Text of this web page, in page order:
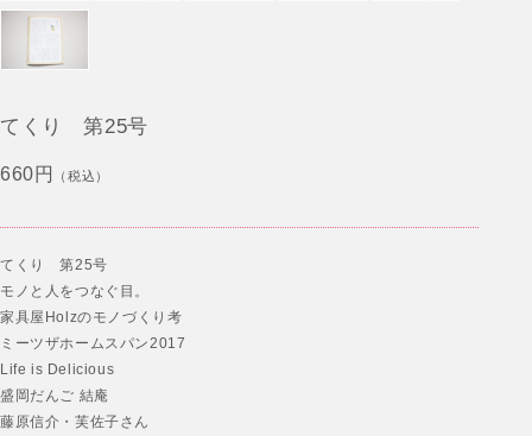
てくり 第25号
660円 （税込）
てくり 第25号
モノと人をつなぐ目。
家具屋Holzのモノづくり考
ミーツザホームスパン2017
Life is Delicious
盛岡だんご 結庵
藤原信介・芙佐子さん